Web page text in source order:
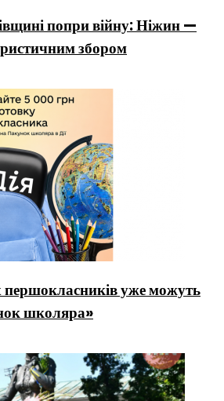
попри війну: Ніжин —
збором
першокласників уже можуть
школяра»